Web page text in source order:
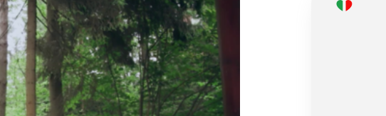
sielun lento 01:44
sisäinen rauha 01:27
aamun unelmat 01:34